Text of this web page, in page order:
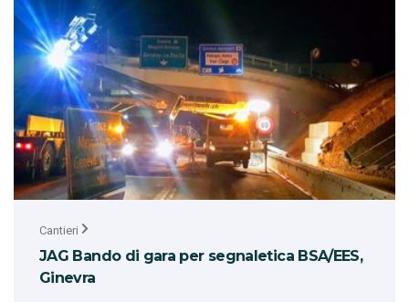
Cantieri
JAG Bando di gara per segnaletica BSA/EES,
Ginevra